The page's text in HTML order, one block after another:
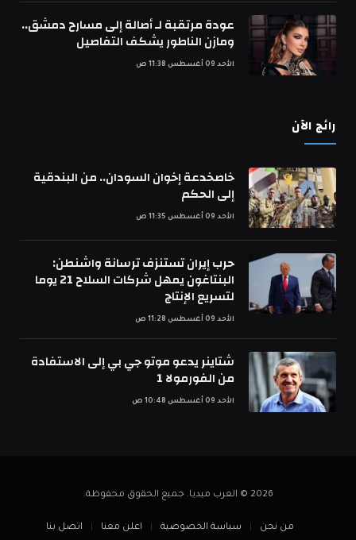
عودة مرتقبة لـ أصالة إلى مسارح دمشق..
ومازن الناطور يشكف التفاصيل
الأحد 09 أغسطس 11:38 ص
رائج الآن
خاصخدعة إخوان السودان.. من البندقية
إلى الحكم
الأحد 09 أغسطس 11:35 ص
حرب إيران تستنزف ترسانة واشنطن:
البنتاغون يمهل شركات السلاح 21 يوما
لتسريع الإنتاج
الأحد 09 أغسطس 11:28 ص
شتاينر يدعو موتو جي بي إلى الاستفادة
من الفورمولا 1
الأحد 09 أغسطس 10:48 ص
2026 © العرب ميديا. جميع الحقوق محفوظة.
من نحن سياسة الخصوصية اعلن معنا اتصل بنا